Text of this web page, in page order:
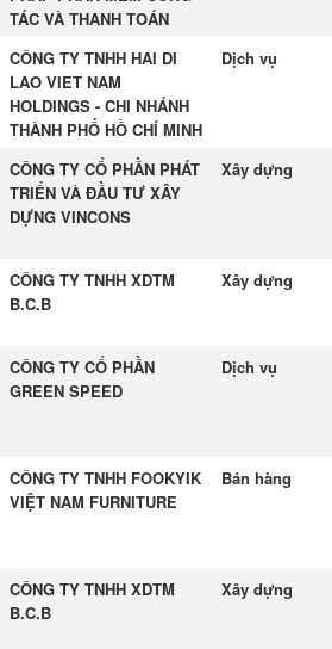
TÁC VÀ THANH TOÁN
CÔNG TY TNHH HAI DI
LAO VIET NAM
HOLDINGS - CHI NHÁNH
THÀNH PHỐ HỒ CHÍ MINH
Dịch vụ
CÔNG TY CỔ PHẦN PHÁT
TRIỂN VÀ ĐẦU TƯ XÂY
DỰNG VINCONS
Xây dựng
CÔNG TY TNHH XDTM
B.C.B
Xây dựng
CÔNG TY CỔ PHẦN
GREEN SPEED
Dịch vụ
CÔNG TY TNHH FOOKYIK
VIỆT NAM FURNITURE
Bán hàng
CÔNG TY TNHH XDTM
B.C.B
Xây dựng